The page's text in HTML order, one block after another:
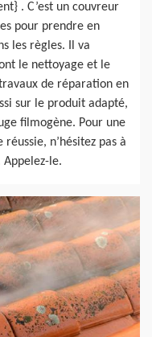
. C’est un couvreur
pour prendre en
les règles. Il va
le nettoyage et le
de réparation en
sur le produit adapté,
filmogène. Pour une
n’hésitez pas à
Appelez-le.